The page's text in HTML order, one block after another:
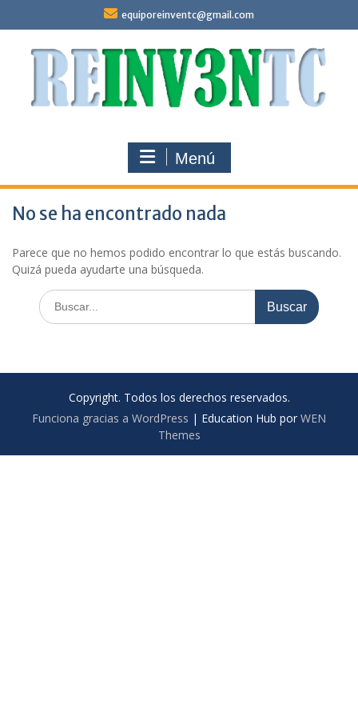
equiporeinventc@gmail.com
Menú
No se ha encontrado nada
Parece que no hemos podido encontrar lo que estás buscando.
Quizá pueda ayudarte una búsqueda.
Buscar:
Copyright. Todos los derechos reservados.
Funciona gracias a WordPress | Education Hub por WEN
Themes